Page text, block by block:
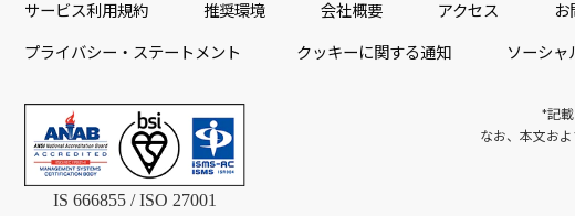
サービス利用規約 推奨環境 会社概要 アクセス お
プライバシー・ステートメント クッキーに関する通知 ソーシャ
IS 666855 / ISO 27001
*記
なお、本文およ